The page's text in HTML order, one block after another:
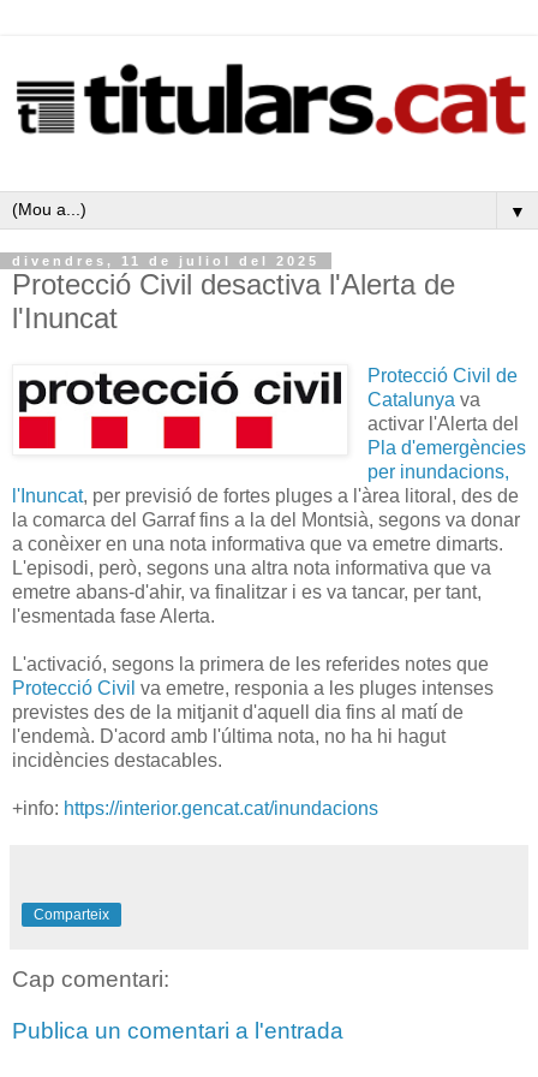
▼
divendres, 11 de juliol del 2025
Protecció Civil desactiva l'Alerta de
l'Inuncat
Protecció Civil de
Catalunya va
activar l'Alerta del
Pla d'emergències
per inundacions,
l'Inuncat, per previsió de fortes pluges a l'àrea litoral, des de
la comarca del Garraf fins a la del Montsià, segons va donar
a conèixer en una nota informativa que va emetre dimarts.
L'episodi, però, segons una altra nota informativa que va
emetre abans-d'ahir, va finalitzar i es va tancar, per tant,
l'esmentada fase Alerta.
L'activació, segons la primera de les referides notes que
Protecció Civil va emetre, responia a les pluges intenses
previstes des de la mitjanit d'aquell dia fins al matí de
l'endemà. D'acord amb l'última nota, no ha hi hagut
incidències destacables.
+info: https://interior.gencat.cat/inundacions
Comparteix
Cap comentari:
Publica un comentari a l'entrada